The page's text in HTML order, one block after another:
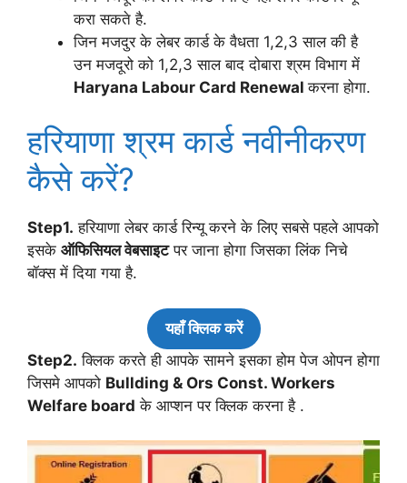
करा सकते है.
जिन मजदुर के लेबर कार्ड के वैधता 1,2,3 साल की है
उन मजदूरो को 1,2,3 साल बाद दोबारा श्रम विभाग में
Haryana Labour Card Renewalकरना होगा.
हरियाणा श्रम कार्ड नवीनीकरण
कैसे करें?
Step1. हरियाणा लेबर कार्ड रिन्यू करने के लिए सबसे पहले आपको
इसके ऑफिसियल वेबसाइटपर जाना होगा जिसका लिंक निचे
बॉक्स में दिया गया है.
यहाँ क्लिक करें
Step2. क्लिक करते ही आपके सामने इसका होम पेज ओपन होगा
जिसमे आपको Bullding & Ors Const. Workers
Welfare board के आप्शन पर क्लिक करना है .